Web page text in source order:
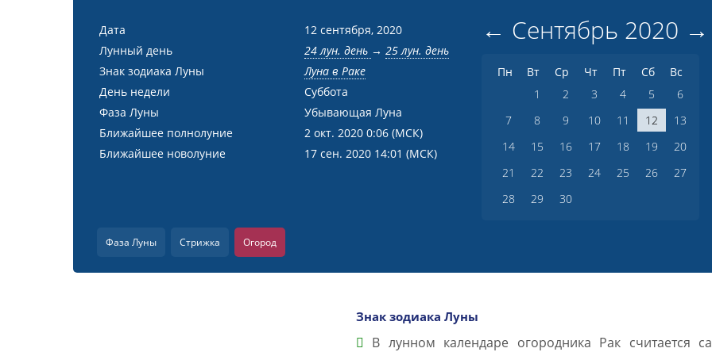
Дата
12 сентября, 2020
Лунный день
24 лун. день → 25 лун. день
Знак зодиака Луны
Луна в Раке
День недели
Суббота
Фаза Луны
Убывающая Луна
Ближайшее полнолуние
2 окт. 2020 0:06 (МСК)
Ближайшее новолуние
17 сен. 2020 14:01 (МСК)
← Сентябрь 2020 →
Пн Вт Ср Чт Пт Сб
Вс
1
2 3 4 5
6
7
8 9 10 11 12
13
14
15 16 17 18 19
20
21
22 23 24 25 26
27
28
29 30
Фаза Луны Стрижка Огород
Знак зодиака Луны
В лунном календаре огородника Рак считается